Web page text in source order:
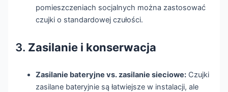
pomieszczeniach socjalnych można zastosować
czujki o standardowej czułości.
3. Zasilanie i konserwacja
Zasilanie bateryjne vs. zasilanie sieciowe: Czujki
zasilane bateryjnie są łatwiejsze w instalacji, ale